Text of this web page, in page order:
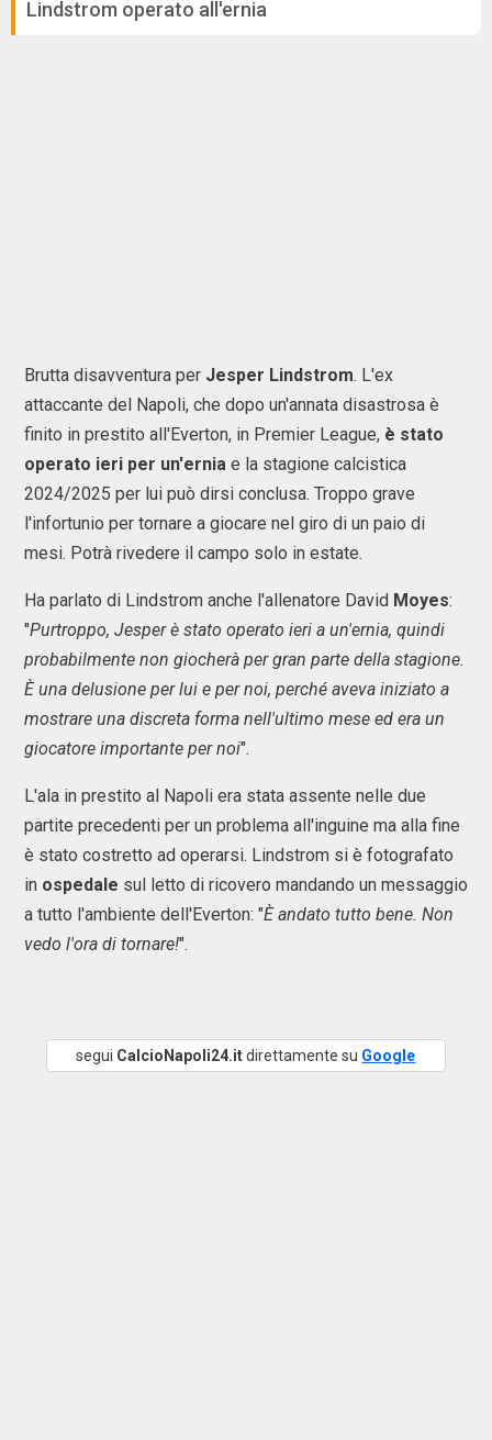
Lindstrom operato all'ernia
Brutta disavventura per Jesper Lindstrom. L'ex
attaccante del Napoli, che dopo un'annata disastrosa è
finito in prestito all'Everton, in Premier League, è stato
operato ieri per un'ernia e la stagione calcistica
2024/2025 per lui può dirsi conclusa. Troppo grave
l'infortunio per tornare a giocare nel giro di un paio di
mesi. Potrà rivedere il campo solo in estate.
Ha parlato di Lindstrom anche l'allenatore David Moyes:
"Purtroppo, Jesper è stato operato ieri a un'ernia, quindi
probabilmente non giocherà per gran parte della stagione.
È una delusione per lui e per noi, perché aveva iniziato a
mostrare una discreta forma nell'ultimo mese ed era un
giocatore importante per noi".
L'ala in prestito al Napoli era stata assente nelle due
partite precedenti per un problema all'inguine ma alla fine
è stato costretto ad operarsi. Lindstrom si è fotografato
in ospedale sul letto di ricovero mandando un messaggio
a tutto l'ambiente dell'Everton: "È andato tutto bene. Non
vedo l'ora di tornare!".
segui CalcioNapoli24.itdirettamente su Google